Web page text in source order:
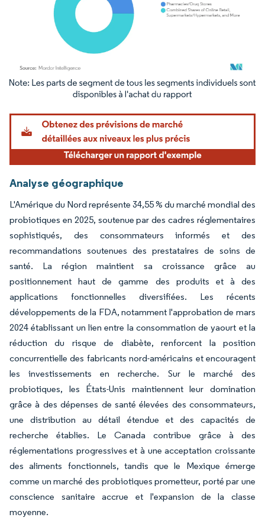
Image © Mordor Intelligence. La réutilisation nécessite une attribution sous CC BY
Analyse géographique
L'Amérique du Nord représente 34,55 % du marché mondial des
probiotiques en 2025, soutenue par des cadres réglementaires
sophistiqués, des consommateurs informés et des
recommandations soutenues des prestataires de soins de
santé. La région maintient sa croissance grâce au
positionnement haut de gamme des produits et à des
applications fonctionnelles diversifiées. Les récents
développements de la FDA, notamment l'approbation de mars
2024 établissant un lien entre la consommation de yaourt et la
réduction du risque de diabète, renforcent la position
concurrentielle des fabricants nord-américains et encouragent
les investissements en recherche. Sur le marché des
probiotiques, les États-Unis maintiennent leur domination
grâce à des dépenses de santé élevées des consommateurs,
une distribution au détail étendue et des capacités de
recherche établies. Le Canada contribue grâce à des
réglementations progressives et à une acceptation croissante
des aliments fonctionnels, tandis que le Mexique émerge
comme un marché des probiotiques prometteur, porté par une
conscience sanitaire accrue et l'expansion de la classe
moyenne.